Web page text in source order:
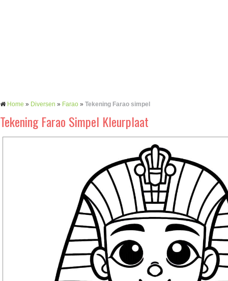
Home » Diversen » Farao » Tekening Farao simpel
Tekening Farao Simpel Kleurplaat